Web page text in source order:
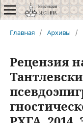
Главная / Архивы /
Рецензия